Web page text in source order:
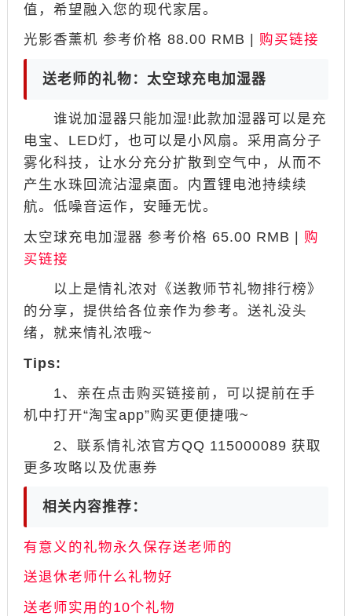
值，希望融入您的现代家居。
光影香薰机 参考价格 88.00 RMB | 购买链接
送老师的礼物：太空球充电加湿器
谁说加湿器只能加湿!此款加湿器可以是充
电宝、LED灯，也可以是小风扇。采用高分子
雾化科技，让水分充分扩散到空气中，从而不
产生水珠回流沾湿桌面。内置锂电池持续续
航。低噪音运作，安睡无忧。
太空球充电加湿器 参考价格 65.00 RMB | 购
买链接
以上是情礼浓对《送教师节礼物排行榜》
的分享，提供给各位亲作为参考。送礼没头
绪，就来情礼浓哦~
Tips:
1、亲在点击购买链接前，可以提前在手
机中打开“淘宝app”购买更便捷哦~
2、联系情礼浓官方QQ 115000089 获取
更多攻略以及优惠券
相关内容推荐：
有意义的礼物永久保存送老师的
送退休老师什么礼物好
送老师实用的10个礼物